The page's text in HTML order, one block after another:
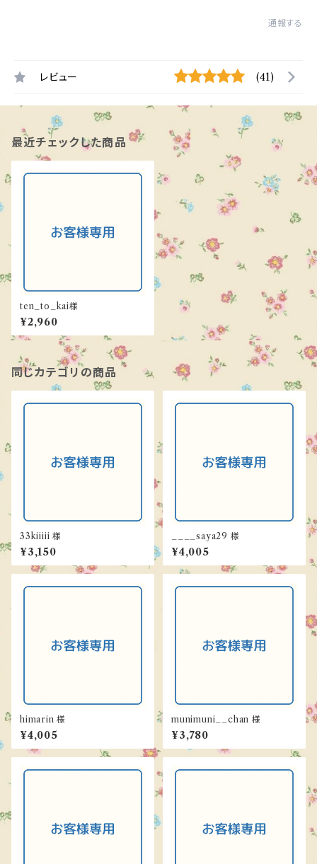
通報する
レビュー (41)
最近チェックした商品
ten_to_kai様
¥2,960
同じカテゴリの商品
33kiiiii 様
¥3,150
____saya29 様
¥4,005
himarin 様
¥4,005
munimuni__chan 様
¥3,780